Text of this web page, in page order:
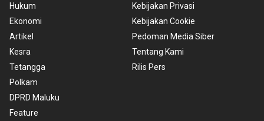
Hukum
Ekonomi
Artikel
Kesra
Tetangga
Polkam
DPRD Maluku
Feature
Kebijakan Privasi
Kebijakan Cookie
Pedoman Media Siber
Tentang Kami
Rilis Pers